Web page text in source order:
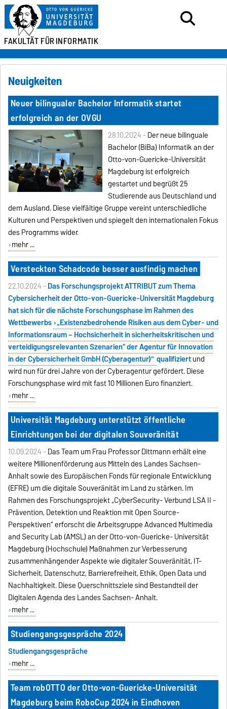
FAKULTÄT FÜRINFORMATIK
Neuigkeiten
Neuer bilingualer Bachelor Informatik startet
erfolgreich an der OVGU
28.10.2024 -Der neue bilinguale
Bachelor (BiBa) Informatik an der
Otto-von-Guericke-Universität
Magdeburg ist erfolgreich
gestartet und begrüßt 25
Studierende aus Deutschland und
dem Ausland. Diese vielfältige Gruppe vereint unterschiedliche
Kulturen und Perspektiven und spiegelt den internationalen Fokus
des Programms wider.
mehr ...
Versteckten Schadcode besser ausfindig machen
22.10.2024 -Das Forschungsprojekt ATTRIBUT zum Thema
Cybersicherheit der Otto-von-Guericke-Universität Magdeburg
hat sich für die nächste Forschungsphase im Rahmen des
Wettbewerbs „Existenzbedrohende Risiken aus dem Cyber- und
Informationsraum – Hochsicherheit in sicherheitskritischen und
verteidigungsrelevanten Szenarien“ der Agentur für Innovation
in der Cybersicherheit GmbH (Cyberagentur)" qualifiziertund
wird nun für drei Jahre von der Cyberagentur gefördert. Diese
Forschungsphase wird mit fast 10 Millionen Euro finanziert.
mehr ...
Universität Magdeburg unterstützt öffentliche
Einrichtungen bei der digitalen Souveränität
10.09.2024 -Das Team um Frau Professor Dittmann erhält eine
weitere Millionenförderung aus Mitteln des Landes Sachsen-
Anhalt sowie des Europäischen Fonds für regionale Entwicklung
(EFRE) um die digitale Souveränität im Land zu stärken. Im
Rahmen des Forschungsprojekt „CyberSecurity- Verbund LSA II -
Prävention, Detektion und Reaktion mit Open Source-
Perspektiven“ erforscht die Arbeitsgruppe Advanced Multimedia
and Security Lab (AMSL) an der Otto-von-Guericke- Universität
Magdeburg (Hochschule) Maßnahmen zur Verbesserung
zusammenhängender Aspekte wie digitaler Souveränität, IT-
Sicherheit, Datenschutz, Barrierefreiheit, Ethik, Open Data und
Nachhaltigkeit. Diese Querschnittsziele sind Bestandteil der
Digitalen Agenda des Landes Sachsen- Anhalt.
mehr ...
Studiengangsgespräche 2024
Studiengangsgespräche
mehr ...
Team robOTTO der Otto-von-Guericke-Universität
Magdeburg beim RoboCup 2024 in Eindhoven